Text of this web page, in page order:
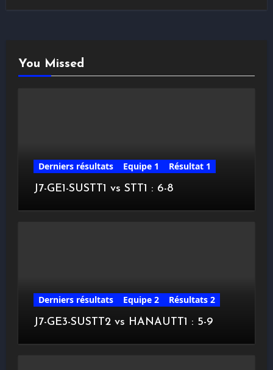
You Missed
Derniers résultats Equipe 1
Résultat 1
J7-GE1-SUSTT1 vs STT1 : 6-8
Derniers résultats Equipe 2
Résultats 2
J7-GE3-SUSTT2 vs HANAUTT1 : 5-9